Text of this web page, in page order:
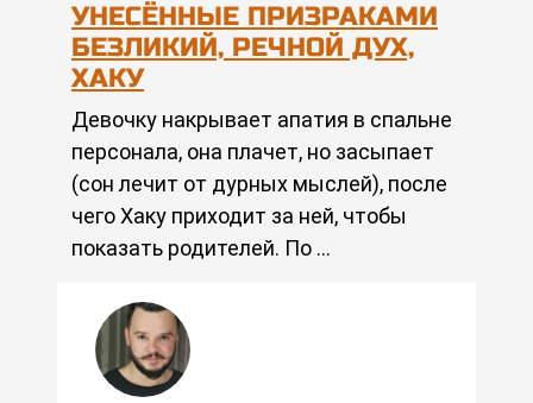
УНЕСЁННЫЕ ПРИЗРАКАМИ
БЕЗЛИКИЙ, РЕЧНОЙ ДУХ,
ХАКУ
Девочку накрывает апатия в спальне
персонала, она плачет, но засыпает
(сон лечит от дурных мыслей), после
чего Хаку приходит за ней, чтобы
показать родителей. По …